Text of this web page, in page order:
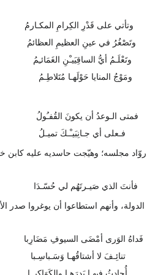
وتأتي على قَدْرِ الكِرامِ المكـارمُ
وتَصْغُرُ في عينِ العظيمِ العظائمُ
وتَعْلَـمُ أيُّ الساقِيَيـْنِ الغَمَائـِمُ
ومَوْجُ المنايا حَوْلَهـا مُتَلاطِـمُ
فمتى الـوعدُ أن يكونَ القُفـُولُ
فـعلى أي جـانِبَيـْـكَ تميـلُ
مجلسه؛ وهيّجت حاسديه عليه كابن
فأنتَ الذي صَيـرتَهُم لي حُسّـدَا
وأنهم استطاعوا أن يوغروا صدر
فَداهُ الوَرى أمْضَى السيوفِ مَضَارِبا
تنائِـفَ لا أشتاقُهـا وَسَـباسِـبا